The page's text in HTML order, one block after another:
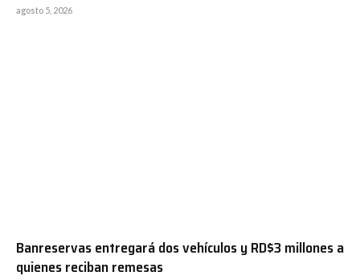
agosto 5, 2026
Banreservas entregará dos vehículos y RD$3 millones a
quienes reciban remesas